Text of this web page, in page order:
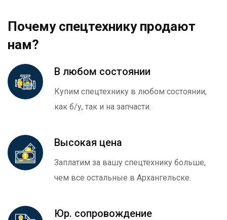
Почему спецтехнику продают
нам?
В любом состоянии
Купим спецтехнику в любом состоянии,
как б/у, так и на запчасти.
Высокая цена
Заплатим за вашу спецтехнику больше,
чем все остальные в Архангельске.
Юр. сопровождение